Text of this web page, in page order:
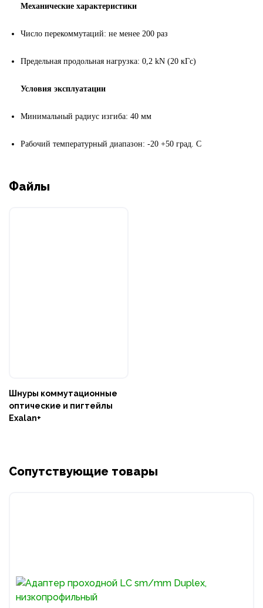
Механические характеристики
Число перекоммутаций: не менее 200 раз
Предельная продольная нагрузка: 0,2 kN (20 кГс)
Условия эксплуатации
Минимальный радиус изгиба: 40 мм
Рабочий температурный диапазон: -20 +50 град. С
Файлы
Шнуры коммутационные
оптические и пигтейлы
Exalan+
Сопутствующие товары